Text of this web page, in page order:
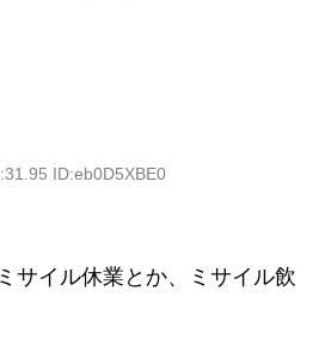
ID:eb0D5XBE0
サイル休業とか、ミサイル飲